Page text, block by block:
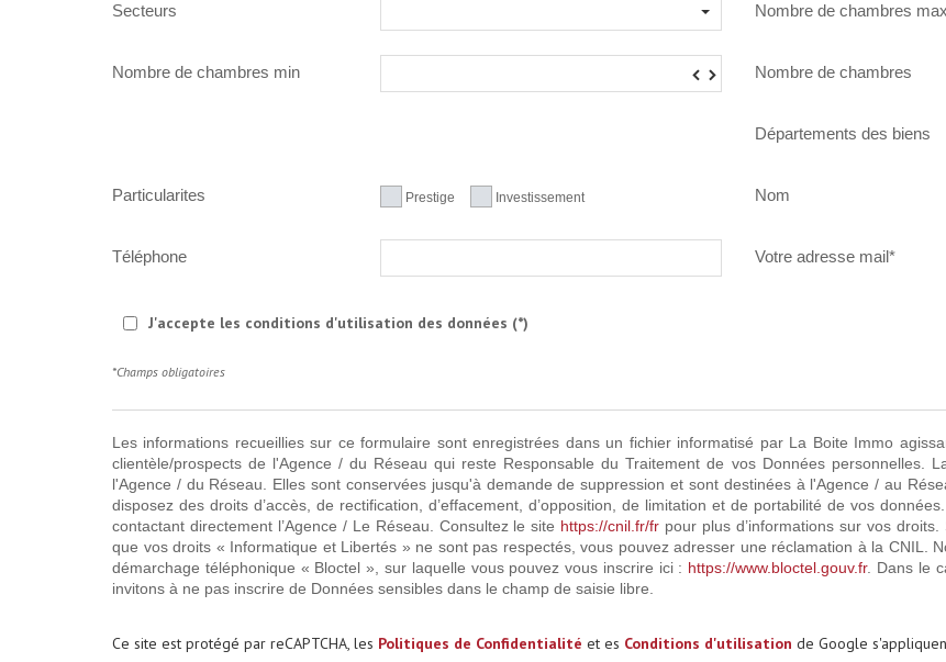
Secteurs Nombre de chambres max
Nombre de chambres min ▼ Nombre de chambres
Départements des biens
Particularites Prestige Investissement Nom
Téléphone Votre adresse mail*
J'accepte les conditions d'utilisation des données (*)
*Champs obligatoires
Les informations recueillies sur ce formulaire sont enregistrées dans un fichier informatisé par La Boite Immo
clientèle/prospects de l'Agence / du Réseau qui reste Responsable du Traitement de vos Données personnelles.
l'Agence / du Réseau. Elles sont conservées jusqu'à demande de suppression et sont destinées à l'Agence / au
disposez des droits d’accès, de rectification, d’effacement, d’opposition, de limitation et de portabilité de vos
contactant directement l’Agence / Le Réseau. Consultez le site https://cnil.fr/fr pour plus d’informations sur vos
que vos droits « Informatique et Libertés » ne sont pas respectés, vous pouvez adresser une réclamation à la CNIL.
démarchage téléphonique « Bloctel », sur laquelle vous pouvez vous inscrire ici : https://www.bloctel.gouv.fr. Dans le
invitons à ne pas inscrire de Données sensibles dans le champ de saisie libre.
Ce site est protégé par reCAPTCHA, les Politiques de Confidentialité et es Conditions d'utilisation de Google